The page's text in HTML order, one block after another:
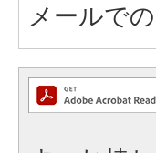
メールで